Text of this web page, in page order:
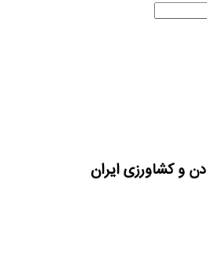
و کشاورزی ایران